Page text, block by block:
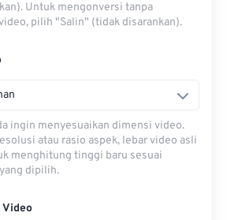
Untuk mengonversi tanpa
pilih "Salin" (tidak disarankan).
ingin menyesuaikan dimensi video.
atau rasio aspek, lebar video asli
menghitung tinggi baru sesuai
dipilih.